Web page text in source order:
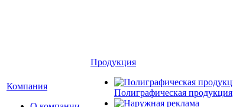
Компания
Продукция
Полиграфическая продукция